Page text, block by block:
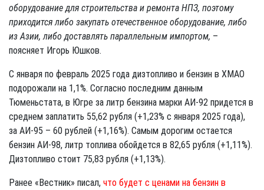
оборудование для строительства и ремонта НПЗ, поэтому
приходится либо закупать отечественное оборудование, либо
из Азии, либо доставлять параллельным импортом, –
поясняет Игорь Юшков.
С января по февраль 2025 года дизтопливо и бензин в ХМАО
подорожали на 1,1%. Согласно последним данным
Тюменьстата, в Югре за литр бензина марки АИ-92 придется в
среднем заплатить 55,62 рубля (+1,23% с января 2025 года),
за АИ-95 – 60 рублей (+1,16%). Самым дорогим остается
бензин АИ-98, литр топлива обойдется в 82,65 рубля (+1,11%).
Дизтопливо стоит 75,83 рубля (+1,13%).
Ранее «Вестник» писал, что будет с ценами на бензин в